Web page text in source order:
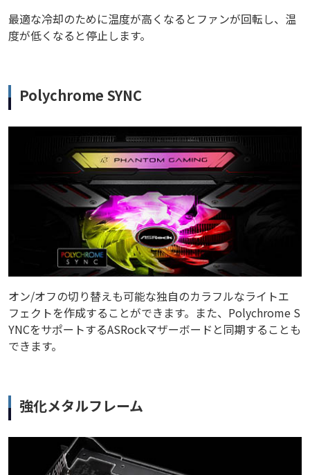
最適な冷却のために温度が高くなるとファンが回転し、温
度が低くなると停止します。
Polychrome SYNC
オン/オフの切り替えも可能な独自のカラフルなライトエ
フェクトを作成することができます。また、Polychrome S
YNCをサポートするASRockマザーボードと同期することも
できます。
強化メタルフレーム